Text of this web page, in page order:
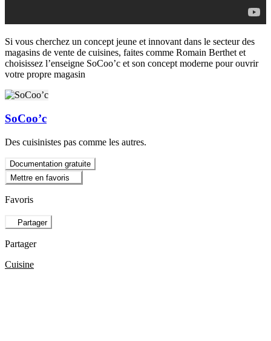
Si vous cherchez un concept jeune et innovant dans le secteur des
magasins de vente de cuisines, faites comme Romain Berthet et
choisissez l’enseigne SoCoo’c et son concept moderne pour ouvrir
votre propre magasin
SoCoo’c
Des cuisinistes pas comme les autres.
Documentation gratuite
Mettre en favoris
Favoris
Partager
Partager
Cuisine